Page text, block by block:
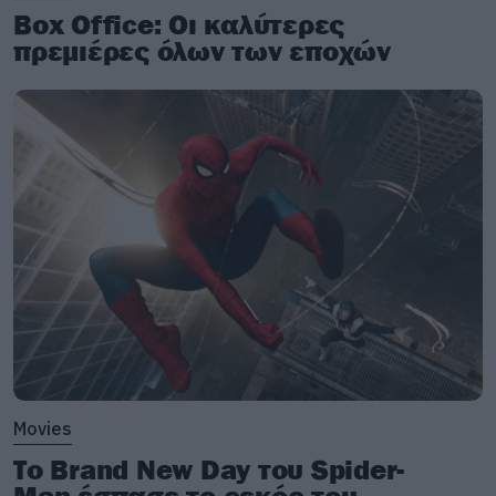
μουσική και την προσπάθειά τους γενικότερα,
ενώ το κοινό και ο μουσικός τύπος από τότε
σχήματος σε σχέση με άλλους ομοϊδεάτες τους.
Box Office: Οι καλύτερες
πρεμιέρες όλων των εποχών
Movies
Το Brand New Day του Spider-